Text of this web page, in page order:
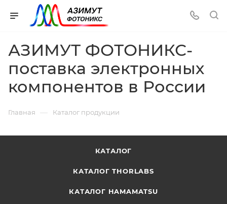
АЗИМУТ ФОТОНИКС-
поставка электронных
компонентов в России
Главная — Каталог продукции
КАТАЛОГ
КАТАЛОГ THORLABS
КАТАЛОГ HAMAMATSU